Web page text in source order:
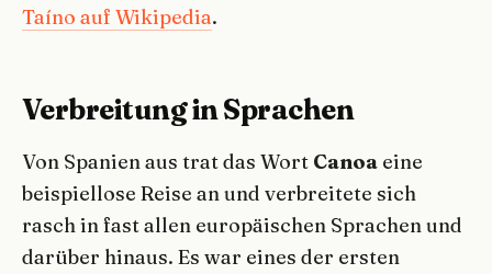
Taíno auf Wikipedia.
Verbreitung in Sprachen
Von Spanien aus trat das Wort Canoa eine
beispiellose Reise an und verbreitete sich
rasch in fast allen europäischen Sprachen und
darüber hinaus. Es war eines der ersten